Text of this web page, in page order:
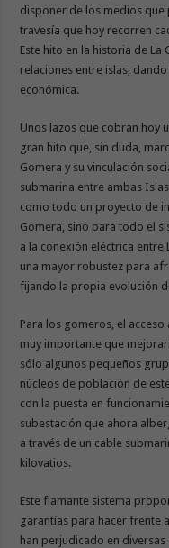
disponer de los medios que
travesía que hoy recorren
Este hito en la historia de La
relaciones entre islas,
económica.
Unos lazos que cobran hoy
gran hito que, sin duda,
Gomera y su vinculación
submarina entre ambas
como todo un proyecto de
Gomera, sino para todo el
a la conexión eléctrica entre
una mayor robustez para
fijando la propia evolución
Para los gomeros, el
muy importante que
sólo algunos pequeños
núcleos de población de
con la puesta en
subestación que ahora
a través de un cable
kilovatios.
Este flamante sistema
garantías para hacer frente
han perjudicado en